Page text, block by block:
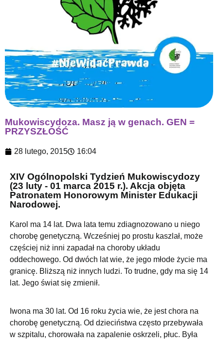
Mukowiscydoza. Masz ją w genach. GEN =
PRZYSZŁOŚĆ
28 lutego, 2015 16:04
XIV Ogólnopolski Tydzień Mukowiscydozy
(23 luty - 01 marca 2015 r.). Akcja objęta
Patronatem Honorowym Minister Edukacji
Narodowej.
Karol ma 14 lat. Dwa lata temu zdiagnozowano u niego
chorobę genetyczną. Wcześniej po prostu kaszlał, może
częściej niż inni zapadał na choroby układu
oddechowego. Od dwóch lat wie, że jego młode życie ma
granicę. Bliższą niż innych ludzi. To trudne, gdy ma się 14
lat. Jego świat się zmienił.
Iwona ma 30 lat. Od 16 roku życia wie, że jest chora na
chorobę genetyczną. Od dzieciństwa często przebywała
w szpitalu, chorowała na zapalenie oskrzeli, płuc. Była